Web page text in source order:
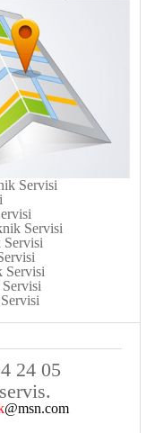
Servisi
Servisi
Servisi
24 05
servis.
@msn.com